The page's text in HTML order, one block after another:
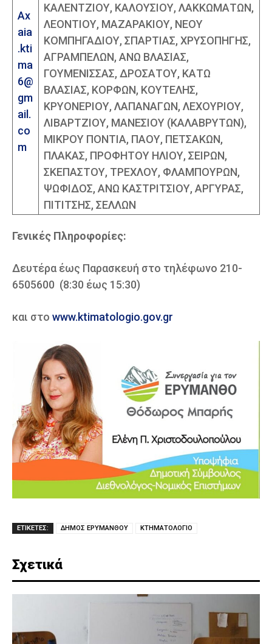
Ax
aia
.kti
ma
6@
gm
ail.
co
m
ΚΑΛΕΝΤΖΙΟΥ, ΚΑΛΟΥΣΙΟΥ, ΛΑΚΚΩΜΑΤΩΝ,
ΛΕΟΝΤΙΟΥ, ΜΑΖΑΡΑΚΙΟΥ, ΝΕΟΥ
ΚΟΜΠΗΓΑΔΙΟΥ, ΣΠΑΡΤΙΑΣ, ΧΡΥΣΟΠΗΓΗΣ,
ΑΓΡΑΜΠΕΛΩΝ, ΑΝΩ ΒΛΑΣΙΑΣ,
ΓΟΥΜΕΝΙΣΣΑΣ, ΔΡΟΣΑΤΟΥ, ΚΑΤΩ
ΒΛΑΣΙΑΣ, ΚΟΡΦΩΝ, ΚΟΥΤΕΛΗΣ,
ΚΡΥΟΝΕΡΙΟΥ, ΛΑΠΑΝΑΓΩΝ, ΛΕΧΟΥΡΙΟΥ,
ΛΙΒΑΡΤΖΙΟΥ, ΜΑΝΕΣΙΟΥ (ΚΑΛΑΒΡΥΤΩΝ),
ΜΙΚΡΟΥ ΠΟΝΤΙΑ, ΠΑΟΥ, ΠΕΤΣΑΚΩΝ,
ΠΛΑΚΑΣ, ΠΡΟΦΗΤΟΥ ΗΛΙΟΥ, ΣΕΙΡΩΝ,
ΣΚΕΠΑΣΤΟΥ, ΤΡΕΧΛΟΥ, ΦΛΑΜΠΟΥΡΩΝ,
ΨΩΦΙΔΟΣ, ΑΝΩ ΚΑΣΤΡΙΤΣΙΟΥ, ΑΡΓΥΡΑΣ,
ΠΙΤΙΤΣΗΣ, ΣΕΛΛΩΝ
Γενικές Πληροφορίες:
Δευτέρα έως Παρασκευή στο τηλέφωνο 210-
6505600 (8:30 έως 15:30)
και στο www.ktimatologio.gov.gr
ΕΤΙΚΕΤΕΣ: ΔΗΜΟΣ ΕΡΥΜΑΝΘΟΥ ΚΤΗΜΑΤΟΛΟΓΙΟ
Σχετικά